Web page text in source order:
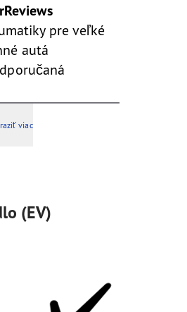
pre veľké
autá
viac
(EV)